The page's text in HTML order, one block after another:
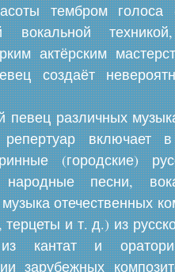
тембром голоса
актёрским
создаёт
певец различных
включает
(городские)
народные песни,
отечественных
и т. д.) из
кантат и
зарубежных